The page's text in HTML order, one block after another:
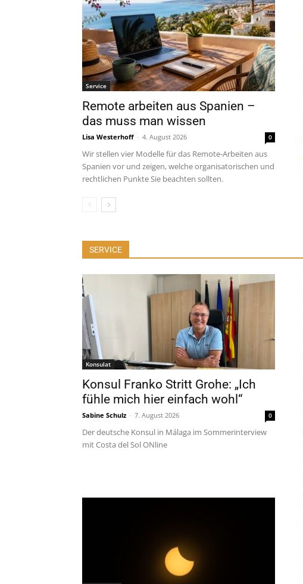
Service
Remote arbeiten aus Spanien –
das muss man wissen
Lisa Westerhoff - 4. August 2026 0
Wir stellen vier Modelle für das Remote-Arbeiten aus
Spanien vor und zeigen, welche organisatorischen und
rechtlichen Punkte Sie beachten sollten.
SERVICE
Konsulat
Konsul Franko Stritt Grohe: „Ich
fühle mich hier einfach wohl“
Sabine Schulz - 7. August 2026 0
Der deutsche Konsul in Málaga im Sommerinterview
mit Costa del Sol ONline